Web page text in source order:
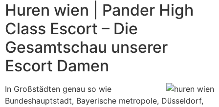
Huren wien | Pander High
Class Escort – Die
Gesamtschau unserer
Escort Damen
In Großstädten genau so wie
Bundeshauptstadt, Bayerische metropole, Düsseldorf,